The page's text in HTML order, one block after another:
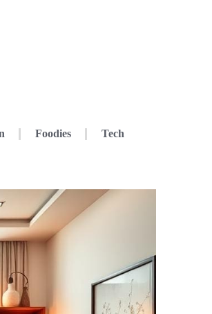
Foodies Tech